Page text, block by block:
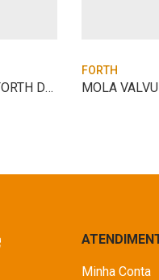
CONE TRAVA DA VALVULA FORTH DE-140/165/2
FORTH
MOLA
Minha Conta